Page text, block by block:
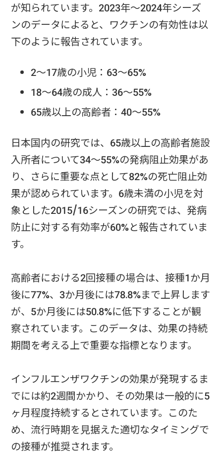
が知られています。2023年～2024年シーズ
ンのデータによると、ワクチンの有効性は以
下のように報告されています。
2～17歳の小児：63～65%
18～64歳の成人：36～55%
65歳以上の高齢者：40～55%
日本国内の研究では、65歳以上の高齢者施設
入所者について34～55%の発病阻止効果があ
り、さらに重要な点として82%の死亡阻止効
果が認められています。6歳未満の小児を対
象とした2015/16シーズンの研究では、発病
防止に対する有効率が60%と報告されていま
す。
高齢者における2回接種の場合は、接種1か月
後に77%、3か月後には78.8%まで上昇します
が、5か月後には50.8%に低下することが観
察されています。このデータは、効果の持続
期間を考える上で重要な指標となります。
インフルエンザワクチンの効果が発現するま
でには約2週間かかり、その効果は一般的に5
ヶ月程度持続するとされています。このた
め、流行時期を見据えた適切なタイミングで
の接種が推奨されます。